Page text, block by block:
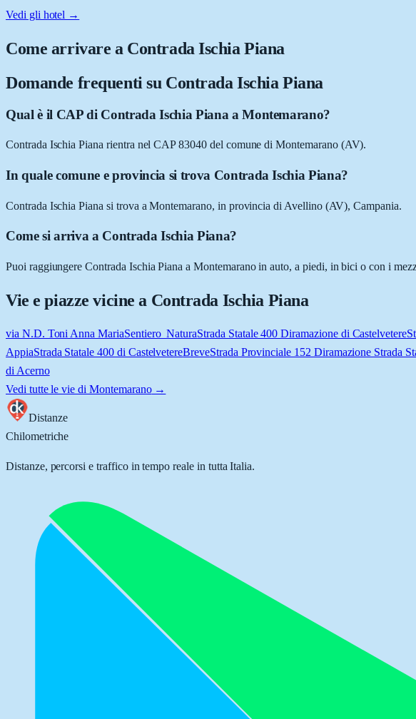
Vedi gli hotel →
Come arrivare a Contrada Ischia Piana
Domande frequenti su Contrada Ischia Piana
Qual è il CAP di Contrada Ischia Piana a Montemarano?
Contrada Ischia Piana rientra nel CAP 83040 del comune di Montemarano (AV).
In quale comune e provincia si trova Contrada Ischia Piana?
Contrada Ischia Piana si trova a Montemarano, in provincia di Avellino (AV), Campania.
Come si arriva a Contrada Ischia Piana?
Puoi raggiungere Contrada Ischia Piana a Montemarano in auto, a piedi, in bici o con i
Vie e piazze vicine a Contrada Ischia Piana
via N.D. Toni Anna MariaSentiero_NaturaStrada Statale 400 Diramazione di Castelvetere
AppiaStrada Statale 400 di CastelvetereBreveStrada Provinciale 152 Diramazione Strada
di Acerno
Vedi tutte le vie di Montemarano→
Distanze
Chilometriche
Distanze, percorsi e traffico in tempo reale in tutta Italia.